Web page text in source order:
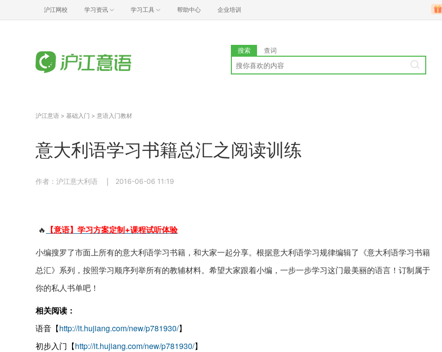
沪江网校 学习资讯 学习工具 帮助中心 企业培训
搜索 查词
沪江意语 > 基础入门 > 意语入门教材
意大利语学习书籍总汇之阅读训练
作者：沪江意大利语 2016-06-06 11:19
🔥 【意语】学习方案定制+课程试听体验
小编搜罗了市面上所有的意大利语学习书籍，和大家一起分享。根据意大利语学习规律编辑了《意大利语学习书籍
总汇》系列，按照学习顺序列举所有的教辅材料。希望大家跟着小编，一步一步学习这门最美丽的语言！订制属于
你的私人书单吧！
相关阅读：
语音【http://it.hujiang.com/new/p781930/】
初步入门【http://it.hujiang.com/new/p781930/】